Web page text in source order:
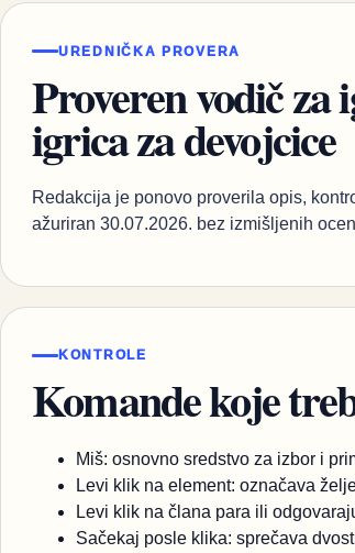
UREDNIČKA PROVERA
Proveren vodič
igrica za devojcice
Redakcija je ponovo proverila opis,
ažuriran 30.07.2026. bez izmišljenih
KONTROLE
Komande koje
Miš: osnovno sredstvo za izbor i
Levi klik na element: označava
Levi klik na člana para ili
Sačekaj posle klika: sprečava